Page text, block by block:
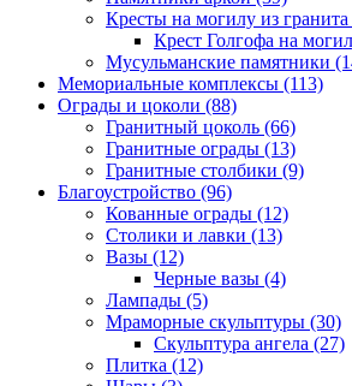
Кресты на могилу из
Крест Голгофа на
Мусульманские памятники
Мемориальные комплексы (113)
Ограды и цоколи (88)
Гранитный цоколь (66)
Гранитные ограды (13)
Гранитные столбики (9)
Благоустройство (96)
Кованные ограды (12)
Столики и лавки (13)
Вазы (12)
Черные вазы (4)
Лампады (5)
Мраморные скульптуры (30)
Скульптура ангела (27)
Плитка (12)